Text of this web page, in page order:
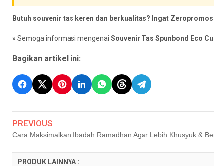
Butuh souvenir tas keren dan berkualitas? Ingat
» Semoga informasi mengenai Souvenir Tas Spunbond Eco
Bagikan artikel ini:
PREVIOUS
Cara Maksimalkan Ibadah Ramadhan Agar Lebih Khusyuk &
PRODUK LAINNYA :